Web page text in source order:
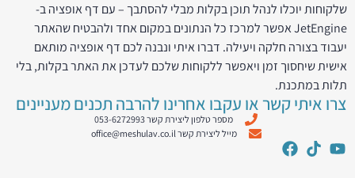
שלקוחות יוכלו לנהל תוכן בקלות מבלי להסתבך – עם דף אופציה ב-
JetEngine אפשר למרכז כל הנתונים במקום אחד ולהבטיח שהאתר
יעבוד בצורה חלקה ויעילה. דברו איתי ונבנה לכם דף אופציה מותאם
אישית שיחסוך זמן ויאפשר ללקוחות שלכם לעדכן את האתר בקלות, בלי
תלות במתכנת.
צרו איתי קשר או עקבו אחרינו להרבה תכנים מעניינים
מספר טלפון ליצירת קשר 053-6272993
מייל ליצירת קשר office@meshulav.co.il